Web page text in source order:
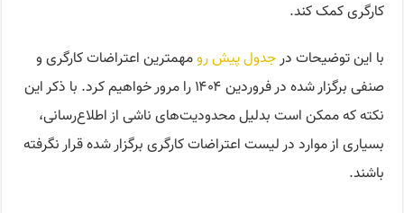
کارگری کمک کند.
با این توضیحات درجدول پیش رومهمترین اعتراضات کارگری و
صنفی برگزار شده در فروردین ۱۴۰۴ را مرور خواهیم کرد. با ذکر این
نکته که ممکن است بدلیل محدودیت‌های ناشی از اطلاع‌رسانی،
بسیاری از موارد در لیست اعتراضات کارگری برگزار شده قرار نگرفته
باشند.